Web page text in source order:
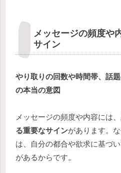
メッセージの頻度や
サイン
やり取りの回数や時間帯、話
の本当の意図
メッセージの頻度や内容には、
る重要なサインがあります。
は、自分の都合や欲求に基づ
があるからです。